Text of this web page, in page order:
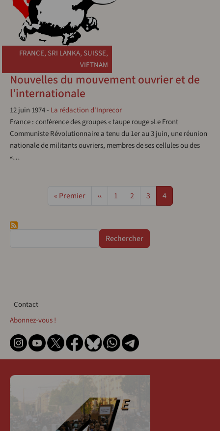
FRANCE, SRI LANKA, SUISSE,
VIETNAM
Nouvelles du mouvement ouvrier et de
l’internationale
12 juin 1974- La rédaction d'Inprecor
France : conférence des groupes « taupe rouge »Le Front
Communiste Révolutionnaire a tenu du 1er au 3 juin, une réunion
nationale de militants ouvriers, membres de ses cellules ou des
«…
Première page
« Premier Page précédente
‹‹ Page
1 Page
2 Page
3 Page
4
Contact
Contact
Abonnez-vous !